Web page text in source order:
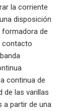
la corriente
disposición
formadora de
contacto
continua de
de las varillas
a partir de una